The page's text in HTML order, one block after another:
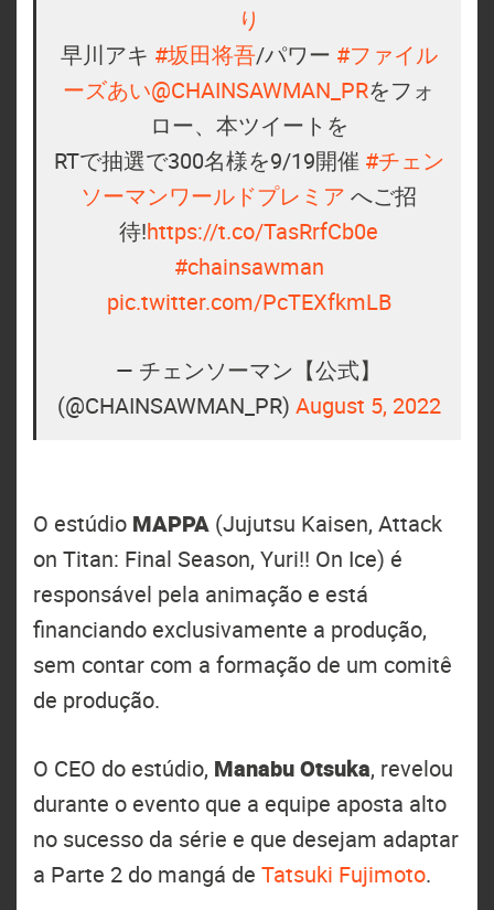
り
早川アキ #坂田将吾/パワー #ファイル
ーズあい@CHAINSAWMAN_PRをフォ
ロー、本ツイートを
RTで抽選で300名様を9/19開催 #チェン
ソーマンワールドプレミア へご招
待!https://t.co/TasRrfCb0e
#chainsawman
pic.twitter.com/PcTEXfkmLB
— チェンソーマン【公式】
(@CHAINSAWMAN_PR) August 5, 2022
O estúdio MAPPA (Jujutsu Kaisen, Attack
on Titan: Final Season, Yuri!! On Ice) é
responsável pela animação e está
financiando exclusivamente a produção,
sem contar com a formação de um comitê
de produção.
O CEO do estúdio, Manabu Otsuka, revelou
durante o evento que a equipe aposta alto
no sucesso da série e que desejam adaptar
a Parte 2 do mangá de Tatsuki Fujimoto.